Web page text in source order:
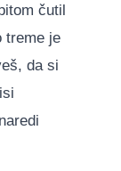
čutil
treme je
da si